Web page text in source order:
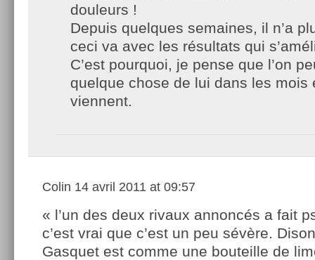
douleurs !
Depuis quelques semaines, il n’a
ceci va avec les résultats qui
C’est pourquoi, je pense que l’on
quelque chose de lui dans les mois
viennent.
Colin 14 avril 2011 at 09:57
« l’un des deux rivaux annoncés a fait
c’est vrai que c’est un peu sévère.
Gasquet est comme une bouteille de